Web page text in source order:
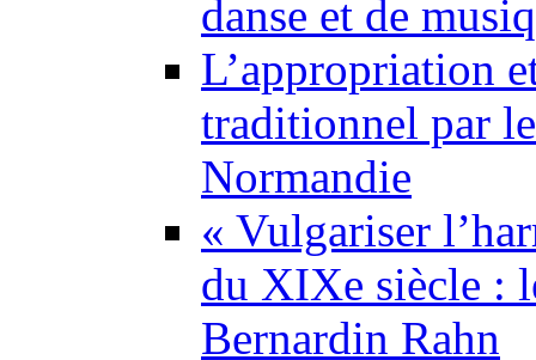
danse et de
L’appropriation
traditionnel par
Normandie
« Vulgariser
du XIXe siècle :
Bernardin Rahn